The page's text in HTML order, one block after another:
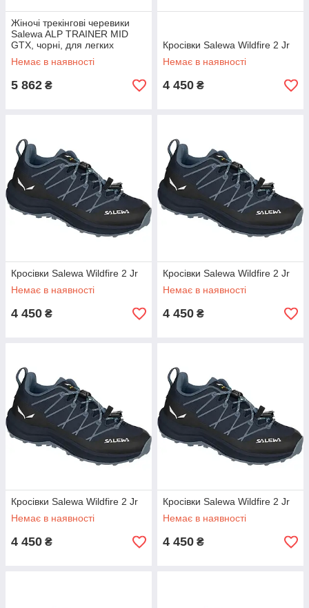
Жіночі трекінгові черевики
Salewa ALP TRAINER MID
GTX, чорні, для легких
походів і трекінгу.
Немає в наявності
5 862 ₴
Кросівки Salewa Wildfire 2 Jr
Немає в наявності
4 450 ₴
Кросівки Salewa Wildfire 2 Jr
Немає в наявності
4 450 ₴
Кросівки Salewa Wildfire 2 Jr
Немає в наявності
4 450 ₴
Кросівки Salewa Wildfire 2 Jr
Немає в наявності
4 450 ₴
Кросівки Salewa Wildfire 2 Jr
Немає в наявності
4 450 ₴